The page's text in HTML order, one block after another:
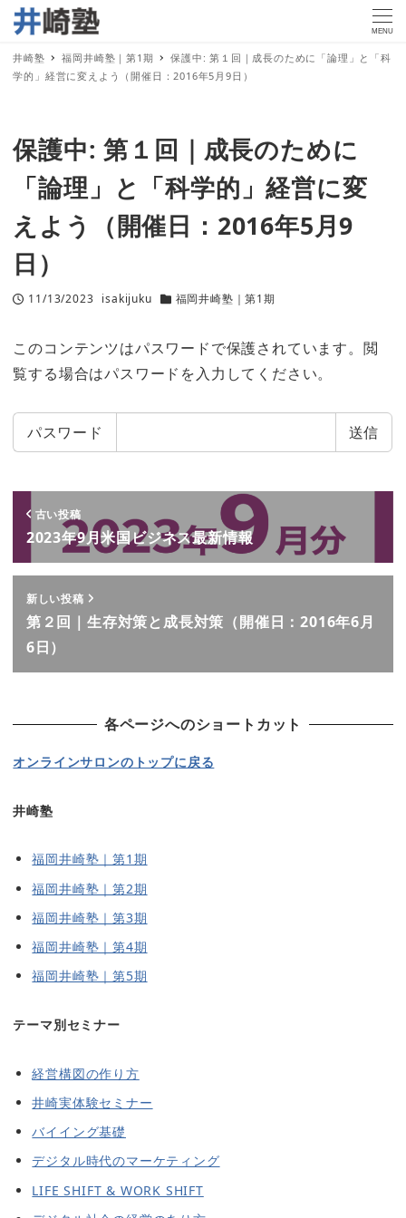
MENU
井崎塾 福岡井崎塾｜第1期
保護中: 第１回｜成長のために「論理」と「科
学的」経営に変えよう（開催日：2016年5月9日）
保護中: 第１回｜成長のために
「論理」と「科学的」経営に変
えよう（開催日：2016年5月9
日）
投稿日
11/13/2023
著
isakijuku
カテゴリー
福岡井崎塾｜第1期
このコンテンツはパスワードで保護されています。閲
覧する場合はパスワードを入力してください。
パスワード
古い投稿
2023年9月米国ビジネス最新情報
新しい投稿
第２回｜生存対策と成長対策（開催日：2016年6月
6日）
各ページへのショートカット
オンラインサロンのトップに戻る
井崎塾
福岡井崎塾｜第1期
福岡井崎塾｜第2期
福岡井崎塾｜第3期
福岡井崎塾｜第4期
福岡井崎塾｜第5期
テーマ別セミナー
経営構図の作り方
井崎実体験セミナー
バイイング基礎
デジタル時代のマーケティング
LIFE SHIFT & WORK SHIFT